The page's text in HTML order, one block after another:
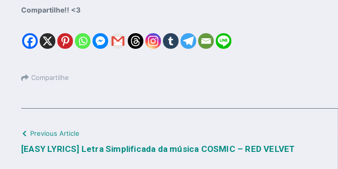
Compartilhe!! <3
Compartilhe
Previous Article
[EASY LYRICS] Letra Simplificada da música COSMIC – RED VELVET